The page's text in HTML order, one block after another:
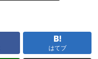
はてブ